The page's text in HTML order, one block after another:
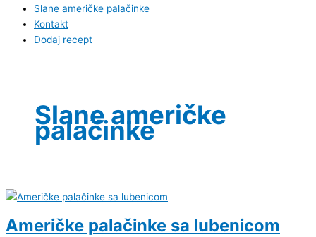
Slane američke palačinke
Kontakt
Dodaj recept
Slane američke
palačinke
Američke palačinke sa lubenicom